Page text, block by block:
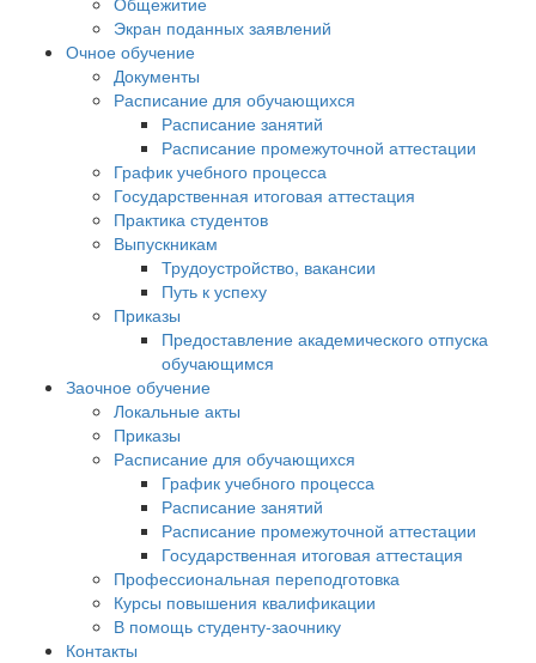
Экран поданных заявлений
Очное обучение
Документы
Расписание для обучающихся
Расписание занятий
Расписание промежуточной аттестации
График учебного процесса
Государственная итоговая аттестация
Практика студентов
Выпускникам
Трудоустройство, вакансии
Путь к успеху
Приказы
Предоставление академического отпуска
обучающимся
Заочное обучение
Локальные акты
Приказы
Расписание для обучающихся
График учебного процесса
Расписание занятий
Расписание промежуточной аттестации
Государственная итоговая аттестация
Профессиональная переподготовка
Курсы повышения квалификации
В помощь студенту-заочнику
Контакты